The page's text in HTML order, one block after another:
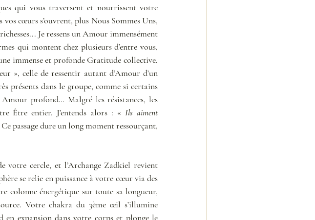
qui vous traversent et nourrissent votre
cœurs s’ouvrent, plus Nous Sommes Uns,
Je ressens un Amour immensément
qui montent chez plusieurs d’entre vous,
immense et profonde Gratitude collective,
», celle de ressentir autant d’Amour d’un
présents dans le groupe, comme si certains
profond… Malgré les résistances, les
Être entier. J’entends alors : « Ils aiment
passage dure un long moment ressourçant,
votre cercle, et l’Archange Zadkiel revient
se relie en puissance à votre cœur via des
colonne énergétique sur toute sa longueur,
Votre chakra du 3ème œil s’illumine
en expansion dans votre corps et plonge le